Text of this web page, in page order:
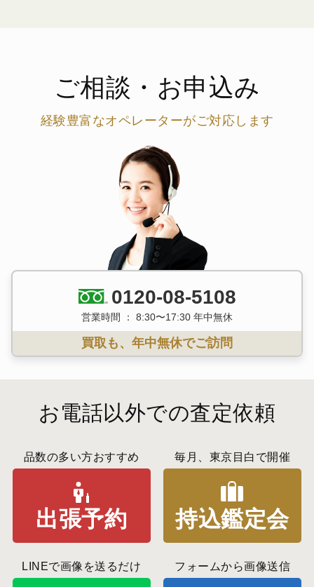
ご相談・お申込み
経験豊富なオペレーターがご対応します
0120-08-5108
営業時間 ： 8:30〜17:30 年中無休
買取も、年中無休でご訪問
お電話以外での査定依頼
品数の多い方おすすめ
出張予約
毎月、東京目白で開催
持込鑑定会
LINEで画像を送るだけ フォームから画像送信